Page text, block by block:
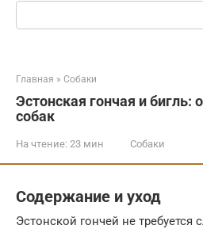
Поиск:
Главная » Собаки
Эстонская гончая и бигль:
собак
На чтение: 23 мин Собаки
Содержание и уход
Эстонской гончей не требуется